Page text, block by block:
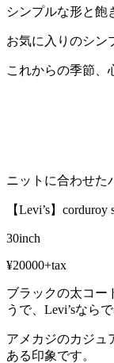
シンプルな形と飽
お気に入りのシン
これからの季節、
ニットに合わせた
【Levi’s】corduroy
30inch
¥20000+tax
ブラックの太コー
うで、Levi’sなら
アメカジのカジュ
ある印象です。